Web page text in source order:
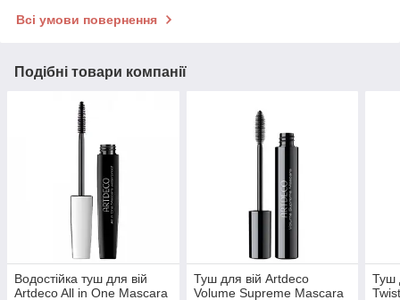
Всі умови повернення
Подібні товари компанії
Водостійка туш для вій
Artdeco All in One Mascara
Туш для вій Artdeco
Volume Supreme Mascara
Туш